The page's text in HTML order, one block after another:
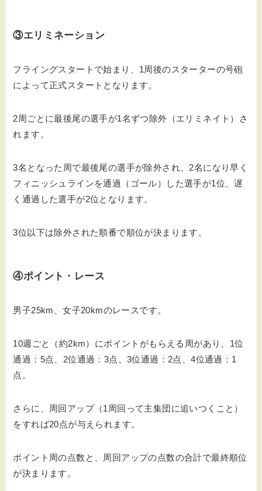
③エリミネーション
フライングスタートで始まり、1周後のスターターの号砲
によって正式スタートとなります。
2周ごとに最後尾の選手が1名ずつ除外（エリミネイト）さ
れます。
3名となった周で最後尾の選手が除外され、2名になり早く
フィニッシュラインを通過（ゴール）した選手が1位、遅
く通過した選手が2位となります。
3位以下は除外された順番で順位が決まります。
④ポイント・レース
男子25km、女子20kmのレースです。
10週ごと（約2km）にポイントがもらえる周があり、1位
通過：5点、2位通過：3点、3位通過：2点、4位通過：1
点。
さらに、周回アップ（1周回って主集団に追いつくこと）
をすれば20点が与えられます。
ポイント周の点数と、周回アップの点数の合計で最終順位
が決まります。